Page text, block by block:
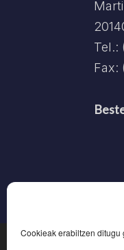
Cookieak erabiltzen ditugu
Tel.:
Fax: